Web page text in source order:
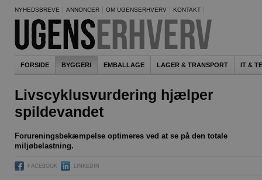
NYHEDSBREVE ANNONCER OM UGENSERHVERV KONTAKT
FORSIDE BYGGERI EMBALLAGE LAGER & TRANSPORT IT &
Livscyklusvurdering hjælper
spildevandet
Forureningsbekæmpelse optimeres ved at se på den totale
miljøbelastning.
FACEBOOK LINKEDIN